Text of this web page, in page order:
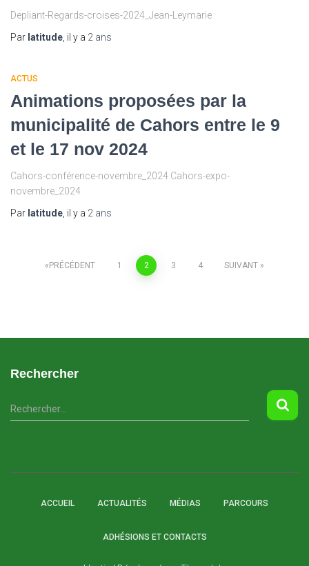
Depliant-Regards-croises-2024_Jean-Leymarie
Par latitude , il y a 2 ans
ACTUS
Animations proposées par la
municipalité de Cahors entre le 9
et le 17 nov 2024
Cahors-conférence-novembre_2024 Cahors-expo-
novembre_2024
Par latitude , il y a 2 ans
Pagination
PRÉCÉDENT 1 2 3 4 SUIVANT
Rechercher
R
e
Rechercher…
ACCUEIL ACTUALITÉS MÉDIAS PARCOURS
ADHÉSIONS ET CONTACTS